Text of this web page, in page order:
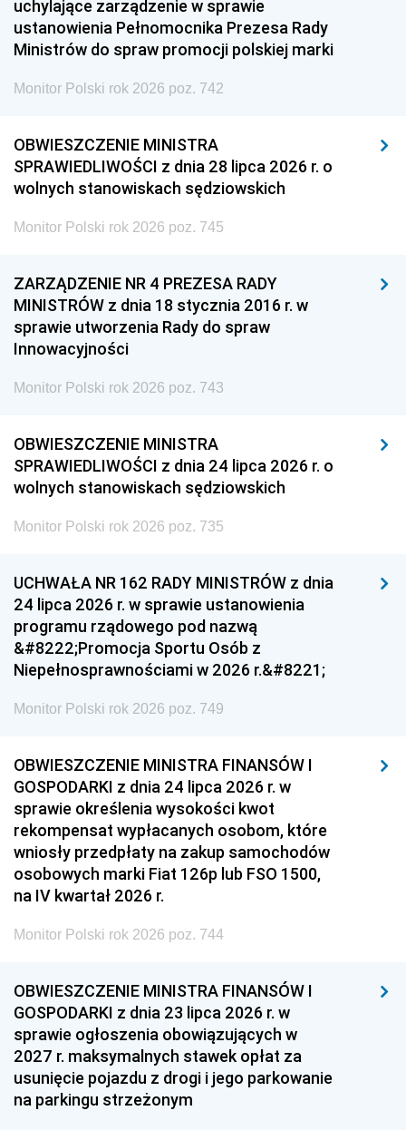
uchylające zarządzenie w sprawie
ustanowienia Pełnomocnika Prezesa Rady
Ministrów do spraw promocji polskiej marki
Monitor Polski rok 2026 poz. 742
OBWIESZCZENIE MINISTRA
SPRAWIEDLIWOŚCI z dnia 28 lipca 2026 r. o
wolnych stanowiskach sędziowskich
Monitor Polski rok 2026 poz. 745
ZARZĄDZENIE NR 4 PREZESA RADY
MINISTRÓW z dnia 18 stycznia 2016 r. w
sprawie utworzenia Rady do spraw
Innowacyjności
Monitor Polski rok 2026 poz. 743
OBWIESZCZENIE MINISTRA
SPRAWIEDLIWOŚCI z dnia 24 lipca 2026 r. o
wolnych stanowiskach sędziowskich
Monitor Polski rok 2026 poz. 735
UCHWAŁA NR 162 RADY MINISTRÓW z dnia
24 lipca 2026 r. w sprawie ustanowienia
programu rządowego pod nazwą
&#8222;Promocja Sportu Osób z
Niepełnosprawnościami w 2026 r.&#8221;
Monitor Polski rok 2026 poz. 749
OBWIESZCZENIE MINISTRA FINANSÓW I
GOSPODARKI z dnia 24 lipca 2026 r. w
sprawie określenia wysokości kwot
rekompensat wypłacanych osobom, które
wniosły przedpłaty na zakup samochodów
osobowych marki Fiat 126p lub FSO 1500,
na IV kwartał 2026 r.
Monitor Polski rok 2026 poz. 744
OBWIESZCZENIE MINISTRA FINANSÓW I
GOSPODARKI z dnia 23 lipca 2026 r. w
sprawie ogłoszenia obowiązujących w
2027 r. maksymalnych stawek opłat za
usunięcie pojazdu z drogi i jego parkowanie
na parkingu strzeżonym